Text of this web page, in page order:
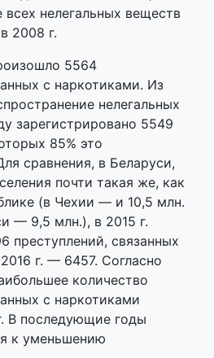
всех нелегальных веществ
2008 г.
5564
с наркотиками. Из
нелегальных
зарегистрировано 5549
85% это
сравнения, в Беларуси,
почти такая же, как
(в Чехии — и 10,5 млн.
— 9,5 млн.), в 2015 г.
преступлений, связанных
г. — 6457. Согласно
количество
с наркотиками
В последующие годы
к уменьшению